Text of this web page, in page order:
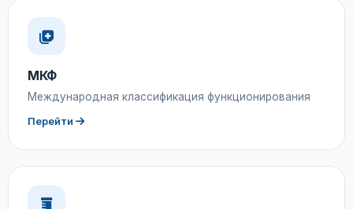
МКФ
Международная классификация функционирования
Перейти